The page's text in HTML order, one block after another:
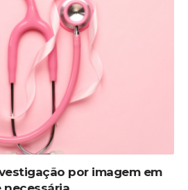
por imagem em